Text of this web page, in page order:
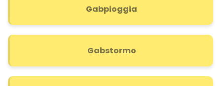
Gabpioggia
Gabstormo